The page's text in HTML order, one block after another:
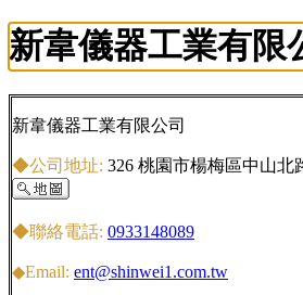
新韋儀器工業有限
新韋儀器工業有限公司
◆公司地址: 326 桃園市楊梅區中山北
◆聯絡電話: 0933148089
◆Email: ent@shinwei1.com.tw